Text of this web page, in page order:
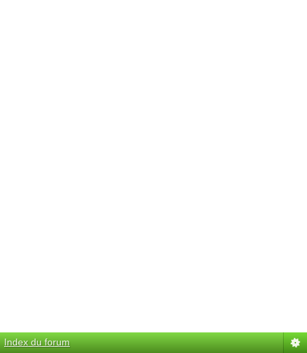
Index du forum